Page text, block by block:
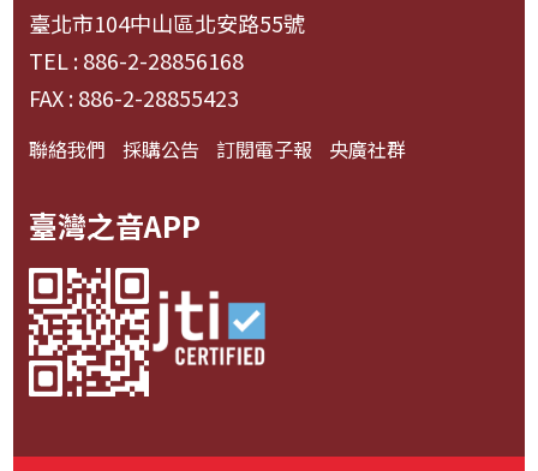
臺北市104中山區北安路55號
TEL : 886-2-28856168
FAX : 886-2-28855423
聯絡我們 採購公告 訂閱電子報 央廣社群
臺灣之音APP